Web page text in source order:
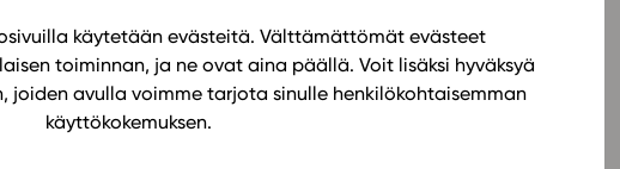
käytetään evästeitä. Välttämättömät evästeet
toiminnan, ja ne ovat aina päällä. Voit lisäksi hyväksyä
joiden avulla voimme tarjota sinulle henkilökohtaisemman
käyttökokemuksen.
perustehtävistä syventäviin
kohdistaa erilaisille oppijoille, ja
varten on tarjolla lukuisia